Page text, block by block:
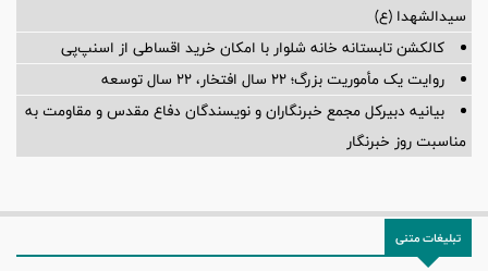
سیدالشهدا (ع)
کالکشن تابستانه خانه شلوار با امکان خرید اقساطی از اسنپ‌پی
روایت یک مأموریت بزرگ؛ ۲۲ سال افتخار، ۲۲ سال توسعه
بیانیه دبیرکل مجمع خبرنگاران و نویسندگان دفاع مقدس و مقاومت به
مناسبت روز خبرنگار
تبلیغات متنی